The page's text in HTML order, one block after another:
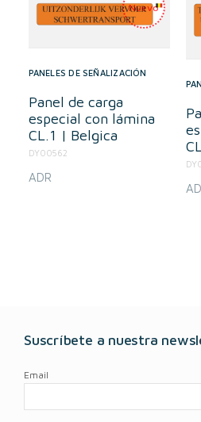
PANELES DE SEÑALIZACIÓN
Panel de carga
especial con lámina
CL.1 | Belgica
DY00562
ADR
Suscríbete a nuestra
Email